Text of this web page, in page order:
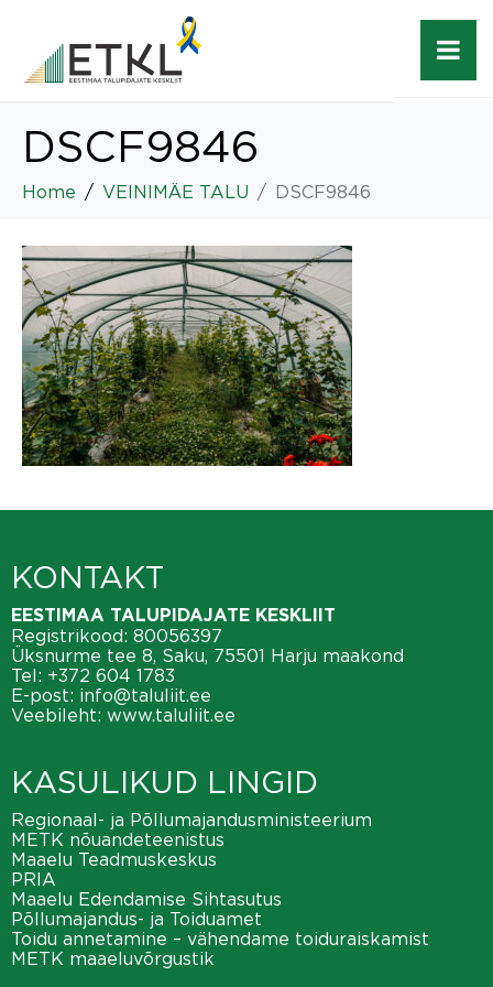
DSCF9846
Home VEINIMÄE TALU DSCF9846
KONTAKT
EESTIMAA TALUPIDAJATE KESKLIIT
Registrikood: 80056397
Üksnurme tee 8, Saku, 75501 Harju maakond
Tel: +372 604 1783
E-post: info@taluliit.ee
Veebileht: www.taluliit.ee
KASULIKUD LINGID
Regionaal- ja Põllumajandusministeerium
METK nõuandeteenistus
Maaelu Teadmuskeskus
PRIA
Maaelu Edendamise Sihtasutus
Põllumajandus- ja Toiduamet
Toidu annetamine – vähendame toiduraiskamist
METK maaeluvõrgustik